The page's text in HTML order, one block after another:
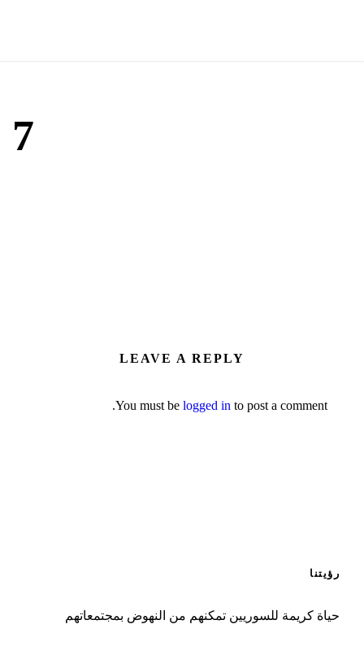
7
LEAVE A REPLY
You must be logged in to post a comment.
رؤيتنا
حياة كريمة للسوريين تمكنهم من النهوض بمجتمعاتهم